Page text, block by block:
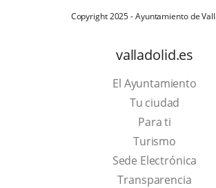
Copyright 2025 - Ayuntamiento de
valladolid.es
El Ayuntamiento
Tu ciudad
Para ti
TurismoThis
link
will
Sede Electrónica
Transparencia